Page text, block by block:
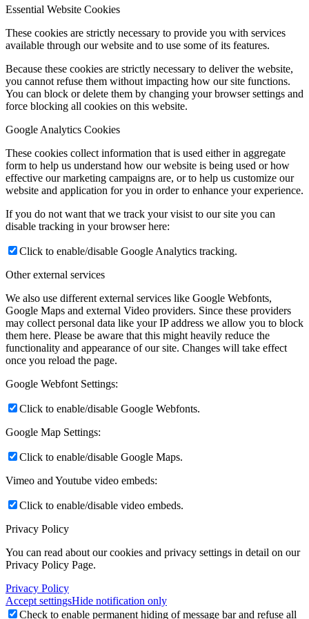
Essential Website Cookies
These cookies are strictly necessary to provide you with services
available through our website and to use some of its features.
Because these cookies are strictly necessary to deliver the website,
you cannot refuse them without impacting how our site functions.
You can block or delete them by changing your browser settings and
force blocking all cookies on this website.
Google Analytics Cookies
These cookies collect information that is used either in aggregate
form to help us understand how our website is being used or how
effective our marketing campaigns are, or to help us customize our
website and application for you in order to enhance your experience.
If you do not want that we track your visist to our site you can
disable tracking in your browser here:
Click to enable/disable Google Analytics tracking.
Other external services
We also use different external services like Google Webfonts,
Google Maps and external Video providers. Since these providers
may collect personal data like your IP address we allow you to block
them here. Please be aware that this might heavily reduce the
functionality and appearance of our site. Changes will take effect
once you reload the page.
Google Webfont Settings:
Click to enable/disable Google Webfonts.
Google Map Settings:
Click to enable/disable Google Maps.
Vimeo and Youtube video embeds:
Click to enable/disable video embeds.
Privacy Policy
You can read about our cookies and privacy settings in detail on our
Privacy Policy Page.
Privacy Policy
Accept settingsHide notification only
Check to enable permanent hiding of message bar and refuse all